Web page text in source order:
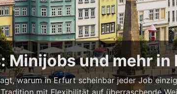
Minijobs und mehr
warum in Erfurt scheinbar jeder Job